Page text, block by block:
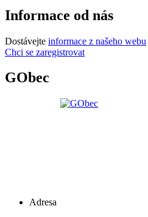
Informace od nás
Dostávejte informace z našeho webu
Chci se zaregistrovat
GObec
Adresa